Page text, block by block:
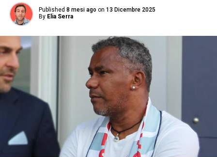
Published 8 mesi ago on 13 Dicembre 2025
By Elia Serra